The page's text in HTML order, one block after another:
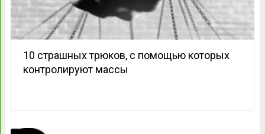
10 страшных трюков, с помощью которых
контролируют массы